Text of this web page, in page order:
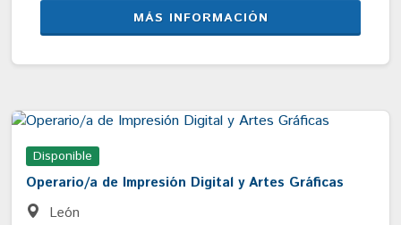
MÁS INFORMACIÓN
Disponible
Operario/a de Impresión Digital y Artes Gráficas
León